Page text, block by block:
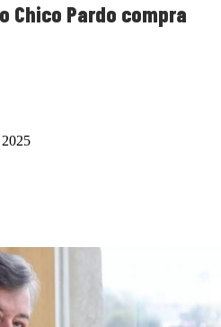
Chico Pardo compra